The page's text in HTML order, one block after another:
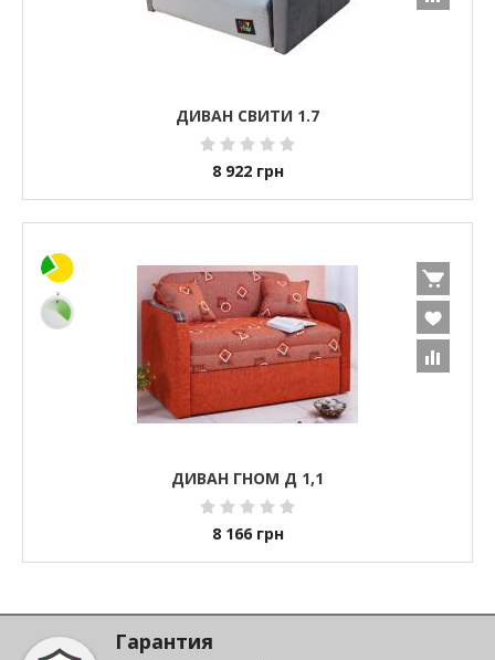
ДИВАН СВИТИ 1.7
8 922 грн
ДИВАН ГНОМ Д 1,1
8 166 грн
Гарантия